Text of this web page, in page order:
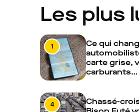
Les plus
1
Ce qui
carte grise,
carburants…
4
Chassé-